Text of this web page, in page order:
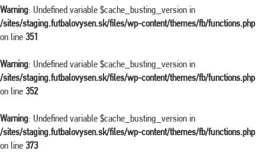
Warning: Undefined variable $cache_busting_version in
/sites/staging.futbalovysen.sk/files/wp-content/themes/fb/functions.php
on line 351
Warning: Undefined variable $cache_busting_version in
/sites/staging.futbalovysen.sk/files/wp-content/themes/fb/functions.php
on line 352
Warning: Undefined variable $cache_busting_version in
/sites/staging.futbalovysen.sk/files/wp-content/themes/fb/functions.php
on line 373